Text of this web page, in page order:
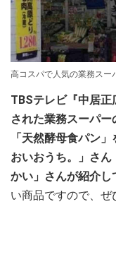
高コスパで人気の業務スー
TBSテレビ『中居
された業務スーパー
「天然酵母食パン
おいおうち。」さ
かい」さんが紹介し
い商品ですので、ぜ